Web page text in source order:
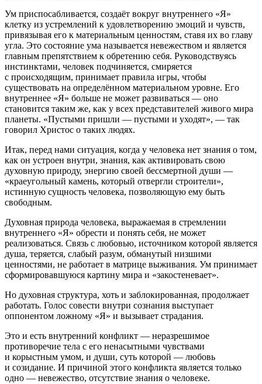
Ум приспосабливается, создаёт вокруг внутреннего «Я»
клетку из устремлений к удовлетворению эмоций и чувств,
привязывая его к материальным ценностям, ставя их во главу
угла. Это состояние ума называется невежеством и является
главным препятствием к обретению себя. Руководствуясь
инстинктами, человек подчиняется, смиряется
с происходящим, принимает правила игры, чтобы
существовать на определённом материальном уровне. Его
внутреннее «Я» больше не может развиваться — оно
становится таким же, как у всех представителей живого мира
планеты. «Пустыми пришли — пустыми и уходят», — так
говорил Христос о таких людях.
Итак, перед нами ситуация, когда у человека нет знания о том,
как он устроен внутри, знания, как активировать свою
духовную природу, энергию своей бессмертной души —
«краеугольный камень, который отвергли строители»,
истинную сущность человека, позволяющую ему быть
свободным.
Духовная природа человека, выражаемая в стремлении
внутреннего «Я» обрести и понять себя, не может
реализоваться. Связь с любовью, источником которой является
душа, теряется, слабый разум, обманутый низшими
ценностями, не работает в матрице выживания. Ум принимает
сформировавшуюся картину мира и «закостеневает».
Но духовная структура, хоть и заблокированная, продолжает
работать. Голос совести внутри сознания выступает
оппонентом ложному «Я» и вызывает страдания.
Это и есть внутренний конфликт — неразрешимое
противоречие тела с его ненасытными чувствами
и корыстным умом, и души, суть которой — любовь
и созидание. И причиной этого конфликта является только
одно — невежество, отсутствие знания о человеке.